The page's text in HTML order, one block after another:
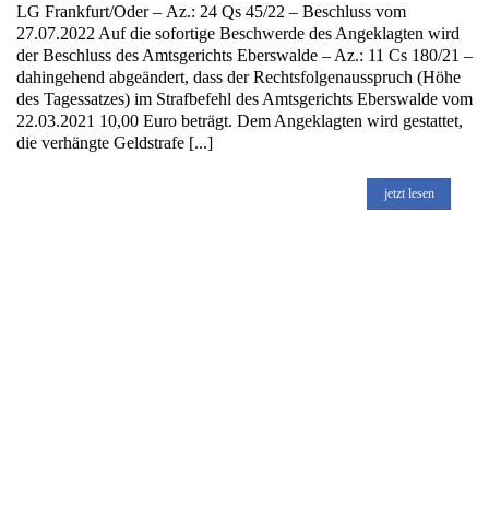
LG Frankfurt/Oder – Az.: 24 Qs 45/22 – Beschluss vom
27.07.2022 Auf die sofortige Beschwerde des Angeklagten wird
der Beschluss des Amtsgerichts Eberswalde – Az.: 11 Cs 180/21 –
dahingehend abgeändert, dass der Rechtsfolgenausspruch (Höhe
des Tagessatzes) im Strafbefehl des Amtsgerichts Eberswalde vom
22.03.2021 10,00 Euro beträgt. Dem Angeklagten wird gestattet,
die verhängte Geldstrafe [...]
jetzt lesen